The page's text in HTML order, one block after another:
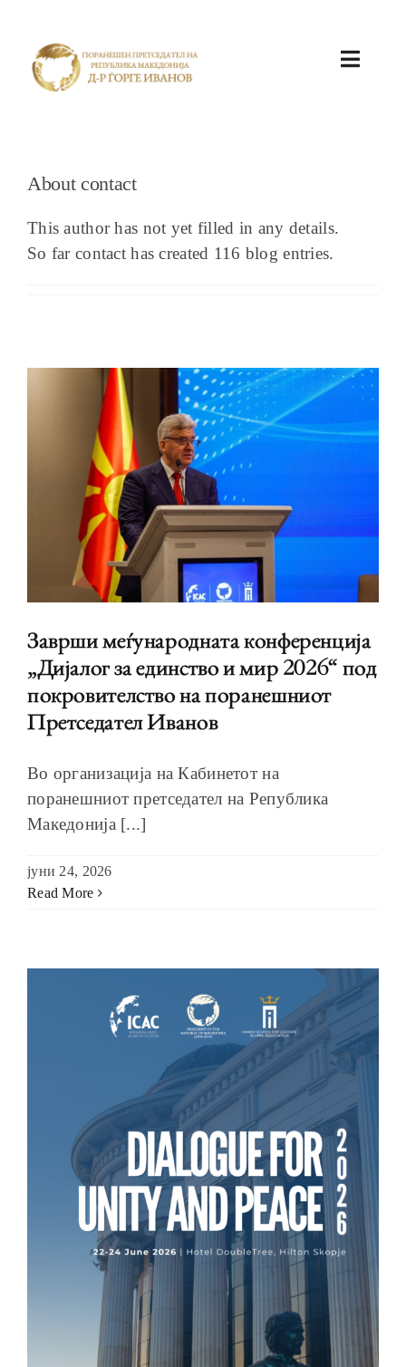
АКТИВНОСТИ
ОБРАЌАЊА
ШКОЛА ЗА МЛАДИ ЛИДЕРИ
About contact
This author has not yet filled in any details.
So far contact has created 116 blog entries.
Заврши меѓународната конференција
„Дијалог за единство и мир 2026“ под
покровителство на поранешниот
Претседател Иванов
Во организација на Кабинетот на
поранешниот претседател на Република
Македонија [...]
јуни 24, 2026
Read More